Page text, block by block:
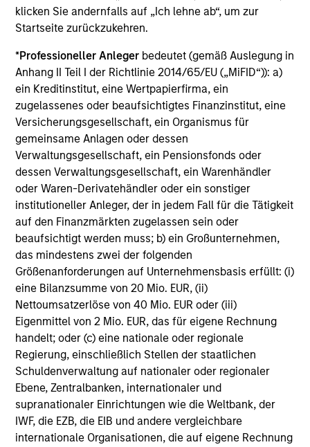
klicken Sie andernfalls auf „Ich lehne ab“, um zur
Startseite zurückzukehren.
*Professioneller Anleger bedeutet (gemäß Auslegung in
Anhang II Teil I der Richtlinie 2014/65/EU („MiFID“)): a)
ein Kreditinstitut, eine Wertpapierfirma, ein
zugelassenes oder beaufsichtigtes Finanzinstitut, eine
Versicherungsgesellschaft, ein Organismus für
gemeinsame Anlagen oder dessen
Verwaltungsgesellschaft, ein Pensionsfonds oder
dessen Verwaltungsgesellschaft, ein Warenhändler
oder Waren-Derivatehändler oder ein sonstiger
institutioneller Anleger, der in jedem Fall für die Tätigkeit
auf den Finanzmärkten zugelassen sein oder
beaufsichtigt werden muss; b) ein Großunternehmen,
das mindestens zwei der folgenden
Größenanforderungen auf Unternehmensbasis erfüllt: (i)
eine Bilanzsumme von 20 Mio. EUR, (ii)
Nettoumsatzerlöse von 40 Mio. EUR oder (iii)
Eigenmittel von 2 Mio. EUR, das für eigene Rechnung
handelt; oder (c) eine nationale oder regionale
Regierung, einschließlich Stellen der staatlichen
Schuldenverwaltung auf nationaler oder regionaler
Ebene, Zentralbanken, internationaler und
supranationaler Einrichtungen wie die Weltbank, der
IWF, die EZB, die EIB und andere vergleichbare
internationale Organisationen, die auf eigene Rechnung
langfristige Anlageergebnisse zu erzielen.
North America Private Credit
Integrated private credit platform
across Direct Lending and
Opportunistic Credit strategies. Our
experienced team provides flexible,
patient, long-term capital to leading
owner-operated and private equity-
backed businesses.
Morgan Stanley Tactical Value
Morgan Stanley Tactical Value is an
investment platform targeting private,
long-term and likely illiquid
investments.